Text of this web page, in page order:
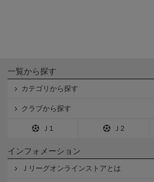
一覧から探す
カテゴリから探す
クラブから探す
Ｊ1 Ｊ2
インフォメーション
Ｊリーグオンラインストアとは